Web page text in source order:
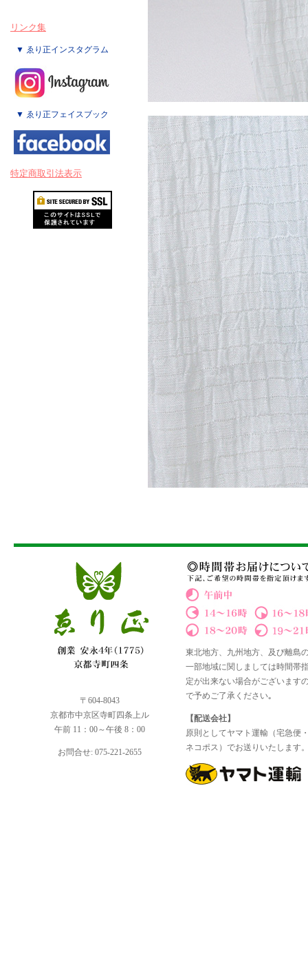
リンク集
▼ ゑり正インスタグラム
▼ ゑり正フェイスブック
特定商取引法表示
〒604-8043
京都市中京区寺町四条上ル
午前 11：00～午後 8：00
お問合せ: 075-221-2655
東北地方、九州地方、及び離島
一部地域に関しましては時間帯
定が出来ない場合がございます
で予めご了承ください｡
【配送会社】
原則としてヤマト運輸（宅急便
ネコポス）でお送りいたします